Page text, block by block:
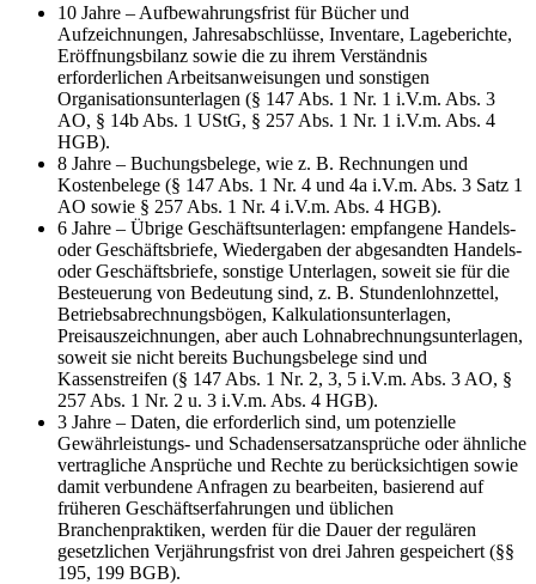
10 Jahre – Aufbewahrungsfrist für Bücher und
Aufzeichnungen, Jahresabschlüsse, Inventare, Lageberichte,
Eröffnungsbilanz sowie die zu ihrem Verständnis
erforderlichen Arbeitsanweisungen und sonstigen
Organisationsunterlagen (§ 147 Abs. 1 Nr. 1 i.V.m. Abs. 3
AO, § 14b Abs. 1 UStG, § 257 Abs. 1 Nr. 1 i.V.m. Abs. 4
HGB).
8 Jahre – Buchungsbelege, wie z. B. Rechnungen und
Kostenbelege (§ 147 Abs. 1 Nr. 4 und 4a i.V.m. Abs. 3 Satz 1
AO sowie § 257 Abs. 1 Nr. 4 i.V.m. Abs. 4 HGB).
6 Jahre – Übrige Geschäftsunterlagen: empfangene Handels-
oder Geschäftsbriefe, Wiedergaben der abgesandten Handels-
oder Geschäftsbriefe, sonstige Unterlagen, soweit sie für die
Besteuerung von Bedeutung sind, z. B. Stundenlohnzettel,
Betriebsabrechnungsbögen, Kalkulationsunterlagen,
Preisauszeichnungen, aber auch Lohnabrechnungsunterlagen,
soweit sie nicht bereits Buchungsbelege sind und
Kassenstreifen (§ 147 Abs. 1 Nr. 2, 3, 5 i.V.m. Abs. 3 AO, §
257 Abs. 1 Nr. 2 u. 3 i.V.m. Abs. 4 HGB).
3 Jahre – Daten, die erforderlich sind, um potenzielle
Gewährleistungs- und Schadensersatzansprüche oder ähnliche
vertragliche Ansprüche und Rechte zu berücksichtigen sowie
damit verbundene Anfragen zu bearbeiten, basierend auf
früheren Geschäftserfahrungen und üblichen
Branchenpraktiken, werden für die Dauer der regulären
gesetzlichen Verjährungsfrist von drei Jahren gespeichert (§§
195, 199 BGB).